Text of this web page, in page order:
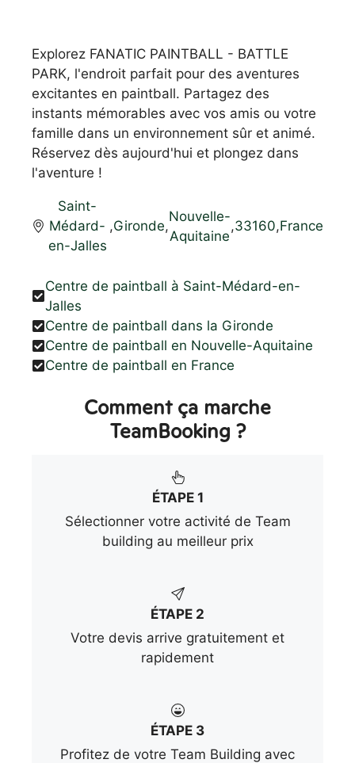
Explorez FANATIC PAINTBALL - BATTLE
PARK, l'endroit parfait pour des aventures
excitantes en paintball. Partagez des
instants mémorables avec vos amis ou votre
famille dans un environnement sûr et animé.
Réservez dès aujourd'hui et plongez dans
l'aventure !
Saint-
Médard-
en-Jalles
,Gironde,
Nouvelle-
Aquitaine
,33160,France
Centre de paintball à Saint-Médard-en-
Jalles
Centre de paintball dans la Gironde
Centre de paintball en Nouvelle-Aquitaine
Centre de paintball en France
Comment ça marche
TeamBooking ?
ÉTAPE 1
Sélectionner votre activité de Team
building au meilleur prix
ÉTAPE 2
Votre devis arrive gratuitement et
rapidement
ÉTAPE 3
Profitez de votre Team Building avec